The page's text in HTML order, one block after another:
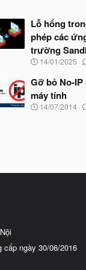
Lỗ hổng
phép các
trường
N
à
b
ắ
14/01/2025
Gỡ bỏ No-
máy tính
N
đ
14/07/2014
cấp ngày 30/06/2016